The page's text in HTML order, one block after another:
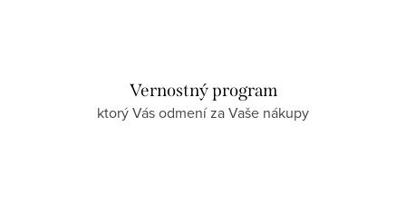
Vernostný program
ktorý Vás odmení za Vaše nákupy